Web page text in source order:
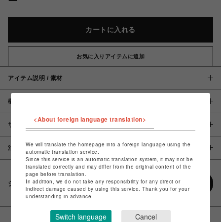
カートに入れる
お気に入りアイテムに追加
アイテム説明 / 素材
概要
サイズ
注意事項
シェアする
<About foreign language translation>
We will translate the homepage into a foreign language using the
automatic translation service.
Since this service is an automatic translation system, it may not be
translated correctly and may differ from the original content of the
page before translation.
In addition, we do not take any responsibility for any direct or
indirect damage caused by using this service. Thank you for your
understanding in advance.
Switch language Cancel